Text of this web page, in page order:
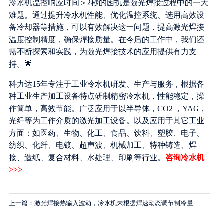
冷水机温控响应时间＞2秒的困扰是激光焊接过程中的一大
难题。通过提升冷水机性能、优化温控系统、选用高效设
备冷却器等措施，可以有效解决这一问题，提高激光焊接
温度控制精度，确保焊接质量。在今后的工作中，我们还
需不断探索和实践，为激光焊接技术的应用提供有力支
持。🌟
科力达15年专注于工业冷水机研发、生产与服务，根据各
种工业生产加工设备特点研制精密冷水机，性能稳定，操
作简单，高效节能。广泛应用于以半导体，CO2 ，YAG，
光纤等为工作介质的激光加工设备。以及应用于其它工业
方面：如医药、生物、化工、食品、饮料、塑胶、电子、
纺织、化纤、电镀、超声波、机械加工、特种铸造、焊
接、造纸、复合材料、水处理、印刷等行业。 咨询冷水机
>>>
上一篇：激光焊接热输入波动，冷水机未根据焊速动态调节制冷量